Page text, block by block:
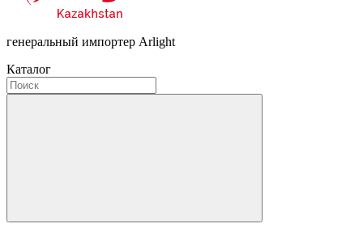
генеральный импортер Arlight
Каталог